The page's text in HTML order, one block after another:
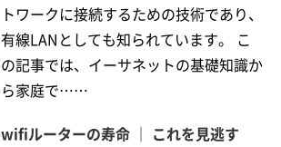
トワークに接続するための技術であり、
有線LANとしても知られています。 こ
の記事では、イーサネットの基礎知識か
ら家庭で……
wifiルーターの寿命 ｜ これを見逃す